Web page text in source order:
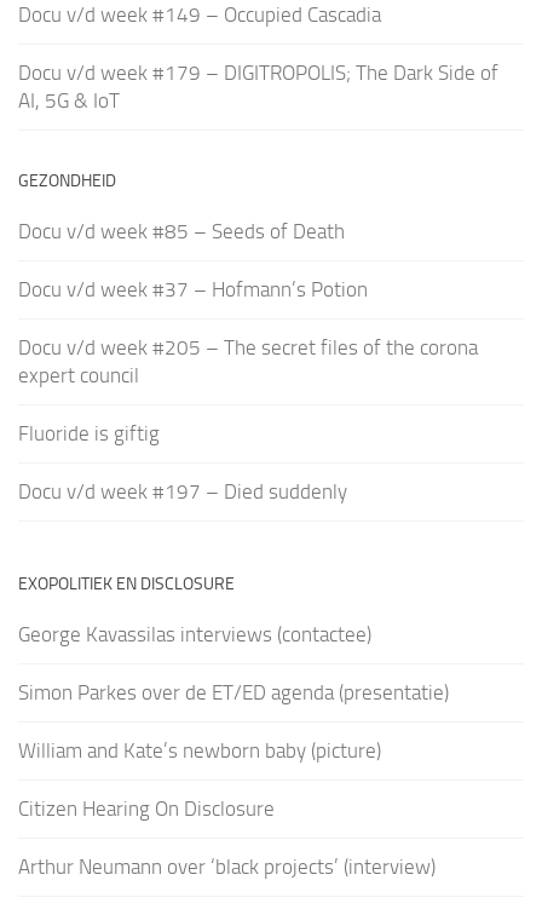
Docu v/d week #149 – Occupied Cascadia
Docu v/d week #179 – DIGITROPOLIS; The Dark Side of
AI, 5G & IoT
GEZONDHEID
Docu v/d week #85 – Seeds of Death
Docu v/d week #37 – Hofmann’s Potion
Docu v/d week #205 – The secret files of the corona
expert council
Fluoride is giftig
Docu v/d week #197 – Died suddenly
EXOPOLITIEK EN DISCLOSURE
George Kavassilas interviews (contactee)
Simon Parkes over de ET/ED agenda (presentatie)
William and Kate’s newborn baby (picture)
Citizen Hearing On Disclosure
Arthur Neumann over ‘black projects’ (interview)